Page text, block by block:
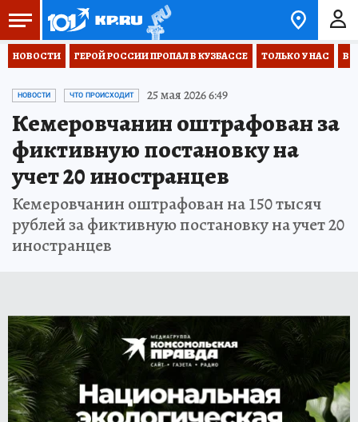
НОВОСТИ ГЕРОЙ РОССИИ ПРОПАЛ В КУЗБАССЕ ТОЛЬКО У НАС
НОВОСТИ ЧТО ПРОИСХОДИТ 25 мая 2026 6:49
Кемеровчанин оштрафован за
фиктивную постановку на
учет 20 иностранцев
Кемеровчанин оштрафован на 150 тысяч
рублей за фиктивную постановку на учет 20
иностранцев